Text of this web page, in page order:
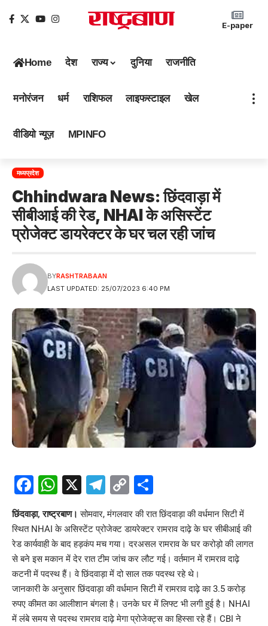
E-paper
Home देश राज्य दुनिया राजनीति
मनोरंजन धर्म राशिफल लाइफस्टाइल खेल
वीडियो न्यूज़ MPINFO
मध्यप्रदेश
Chhindwara News: छिंदवाड़ा में
सीबीआई की रेड, NHAI के असिस्टेंट
प्रोजेक्ट डायरेक्टर के घर चल रही जांच
LAST UPDATED: 25/07/2023 6:40 PM
BYRASHTRABAAN
Facebook
WhatsApp
X Telegram
Copy
Link
छिंदवाड़ा, राष्ट्रबाण। सोमवार, मंगलवार की रात छिंदवाड़ा की वर्धमान सिटी में
स्थित NHAI के असिस्टेंट प्रोजेक्ट डायरेक्टर रामराव दाढ़े के घर सीबीआई की
रेड कार्यवाही के बाद हड़कंप मच गया। दरअसल रामराव के घर करोड़ो की लागत
से बने इस मकान में देर रात टीम जांच कर लौट गई। वर्तमान में रामराव दाढ़े
कटनी में पदस्थ हैं। वे छिंदवाड़ा में दो साल तक पदस्थ रहे थे।
जानकारी के अनुसार छिंदवाड़ा की वर्धमान सिटी में रामराव दाढ़े का 3.5 करोड़
रुपए कीमत का आलीशान बंगला है। उनके घर में लिफ्ट भी लगी हुई है। NHAI
में लंबे समय से पदस्थ रामराव दाढ़े मेगा प्रोजेक्ट्स का हिस्सा रहे हैं। CBI ने